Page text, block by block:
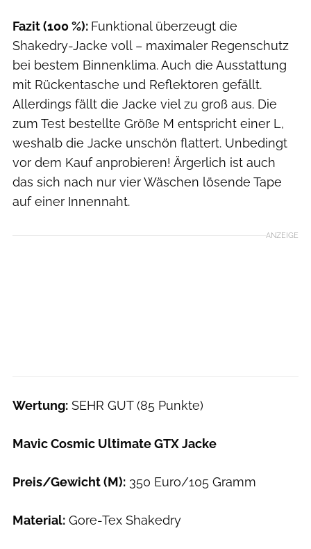
Fazit (100 %): Funktional überzeugt die
Shakedry-Jacke voll – maximaler Regenschutz
bei bestem Binnenklima. Auch die Ausstattung
mit Rückentasche und Reflektoren gefällt.
Allerdings fällt die Jacke viel zu groß aus. Die
zum Test bestellte Größe M entspricht einer L,
weshalb die Jacke unschön flattert. Unbedingt
vor dem Kauf anprobieren! Ärgerlich ist auch
das sich nach nur vier Wäschen lösende Tape
auf einer Innennaht.
ANZEIGE
Wertung: SEHR GUT (85 Punkte)
Mavic Cosmic Ultimate GTX Jacke
Preis/Gewicht (M): 350 Euro/105 Gramm
Material: Gore-Tex Shakedry